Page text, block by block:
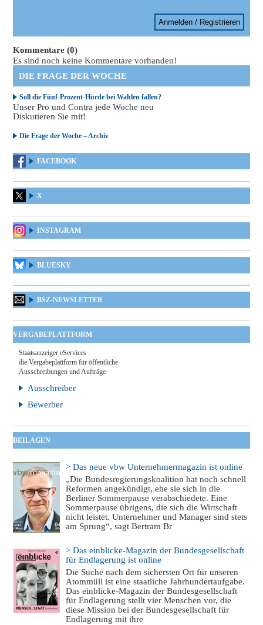
Anmelden / Registrieren
Kommentare (0)
Es sind noch keine Kommentare vorhanden!
DIE FRAGE DER WOCHE
Soll die Fünf-Prozent-Hürde bei Wahlen fallen?
Unser Pro und Contra jede Woche neu
Diskutieren Sie mit!
Die Frage der Woche – Archiv
FACEBOOK
X
INSTAGRAM
BLUESKY
BSZ-NEWSLETTER
VERGABEPLATTFORM
Staatsanzeiger eServices
die Vergabeplattform für öffentliche
Ausschreibungen und Aufträge
Ausschreiber
Bewerber
BEILAGEN
> Das neue vbw Unternehmermagazin ist online
„Die Bundesregierungskoalition hat noch schnell
Reformen angekündigt, ehe sie sich in die
Berliner Sommerpause verabschiedete. Eine
Sommerpause übrigens, die sich die Wirtschaft
nicht leistet. Unternehmer und Manager sind stets
am Sprung“, sagt Bertram Br
> Das einblicke-Magazin der Bundesgesellschaft
für Endlagerung ist online
Die Suche nach dem sichersten Ort für unseren
Atommüll ist eine staatliche Jahrhundertaufgabe.
Das einblicke-Magazin der Bundesgesellschaft
für Endlagerung stellt vier Menschen vor, die
diese Mission bei der Bundesgesellschaft für
Endlagerung mit ihre